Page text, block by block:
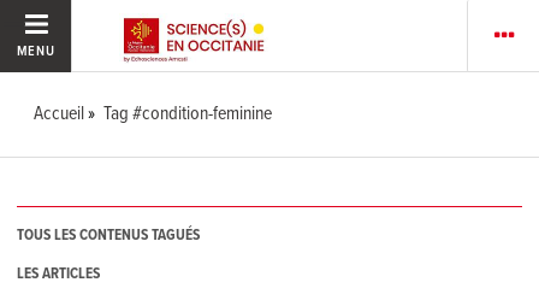
MENU
Accueil Tag #condition-feminine
TOUS LES CONTENUS TAGUÉS
LES ARTICLES